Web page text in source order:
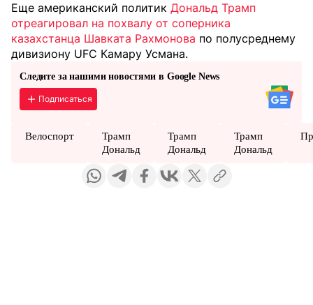
Еще американский политик Дональд Трамп
отреагировал на похвалу от соперника
казахстанца Шавката Рахмонова по полусреднему
дивизиону UFC Камару Усмана.
Следите за нашими новостями в Google News
Подписаться
Велоспорт
Трамп
Дональд
Трамп
Дональд
Трамп
Дональд